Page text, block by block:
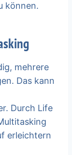
können.
mehrere
Das kann
Durch Life
erleichtern